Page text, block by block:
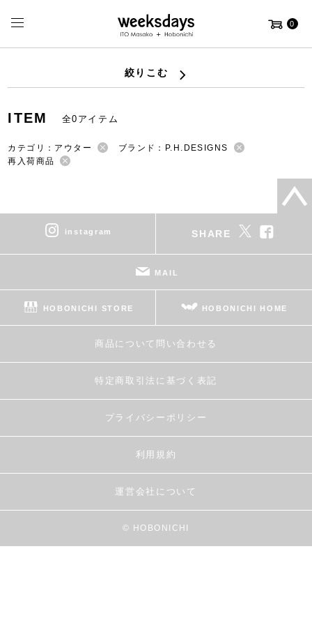
0
絞りこむ
ITEM 全0アイテム
カテゴリ：アウター
ブランド：P.H.DESIGNS
再入荷商品
instagram SHARE
MAIL
HOBONICHI STORE HOBONICHI HOME
商品について問い合わせる
特定商取引法に基づく表記
プライバシーポリシー
利用規約
運営会社について
© HOBONICHI